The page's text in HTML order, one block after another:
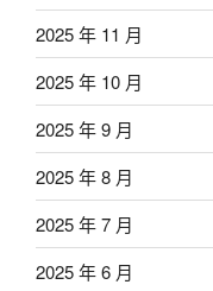
2025 年 11 月
2025 年 10 月
2025 年 9 月
2025 年 8 月
2025 年 7 月
2025 年 6 月